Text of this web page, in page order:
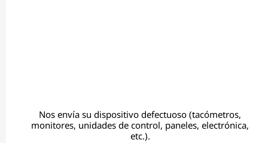
Nos envía su dispositivo defectuoso (tacómetros,
monitores, unidades de control, paneles, electrónica,
etc.).